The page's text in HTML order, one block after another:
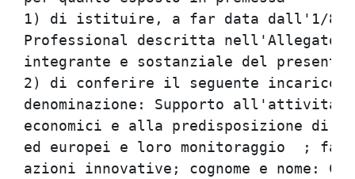
1) di istituire, a far data dall'1/8/
Professional descritta nell'Allegato
integrante e sostanziale del
2) di conferire il seguente
denominazione: Supporto
economici e alla predisposizione di
ed europei e loro monitoraggio	; famiglia professionale: Attivatore di
azioni innovative; cognome e nome: